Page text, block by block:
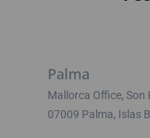
Palma
Mallorca Office, Son
07009 Palma, Islas